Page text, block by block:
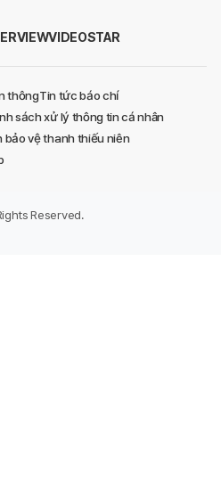
VIDEOSTAR
thôngTin tức báo chí
sách xử lý thông tin cá nhân
bảo vệ thanh thiếu niên
Reserved.